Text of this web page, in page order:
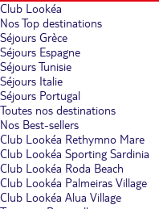
Club Lookéa
Nos Top destinations
Séjours Grèce
Séjours Espagne
Séjours Tunisie
Séjours Italie
Séjours Portugal
Toutes nos destinations
Nos Best-sellers
Club Lookéa Rethymno Mare
Club Lookéa Sporting Sardinia
Club Lookéa Roda Beach
Club Lookéa Palmeiras Village
Club Lookéa Alua Village